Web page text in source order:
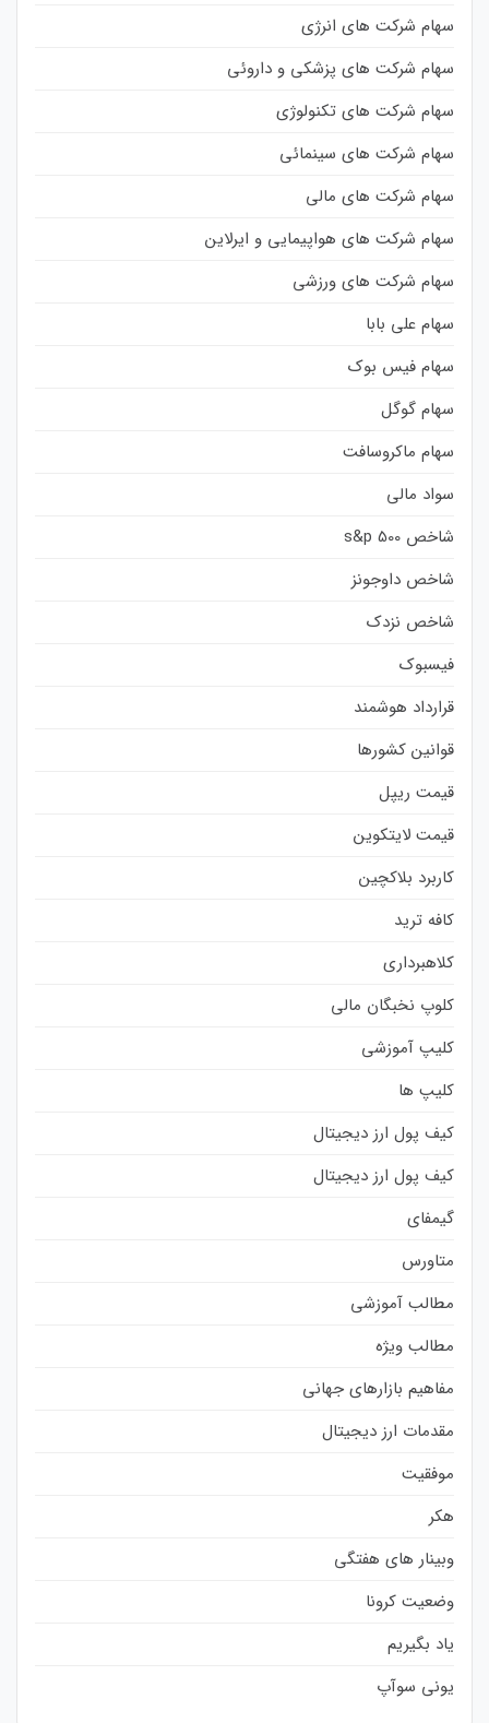
سهام شرکت های انرژی
سهام شرکت های پزشکی و داروئی
سهام شرکت های تکنولوژی
سهام شرکت های سینمائی
سهام شرکت های مالی
سهام شرکت های هواپیمایی و ایرلاین
سهام شرکت های ورزشی
سهام علی بابا
سهام فیس بوک
سهام گوگل
سهام ماکروسافت
سواد مالی
شاخص s&p 500
شاخص داوجونز
شاخص نزدک
فیسبوک
قرارداد هوشمند
قوانین کشورها
قیمت ریپل
قیمت لایتکوین
کاربرد بلاکچین
کافه ترید
کلاهبرداری
کلوپ نخبگان مالی
کلیپ آموزشی
کلیپ ها
کیف پول ارز دیجیتال
کیف پول ارز دیجیتال
گیمفای
متاورس
مطالب آموزشی
مطالب ویژه
مفاهیم بازارهای جهانی
مقدمات ارز دیجیتال
موفقیت
هکر
وبینار های هفتگی
وضعیت کرونا
یاد بگیریم
یونی سوآپ